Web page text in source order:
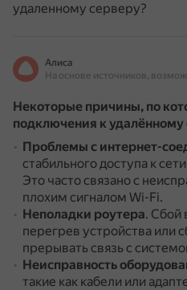
удаленному серверу?
Алиса
Некоторые причины, по
подключения к удалённому
Проблемы с интернет-
стабильного доступа к
Это часто связано с
плохим сигналом Wi-Fi.
Неполадки роутера. Сбой
перегрев устройства или
прерывать связь с
Неисправность
такие как кабели или